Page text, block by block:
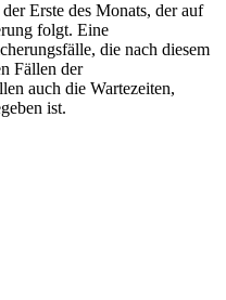
Erste des Monats, der auf
folgt. Eine
die nach diesem
Fällen der
auch die Wartezeiten,
ist.